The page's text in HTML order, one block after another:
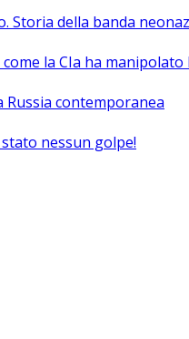
Storia della banda
come la CIa ha
contemporanea
nessun golpe!